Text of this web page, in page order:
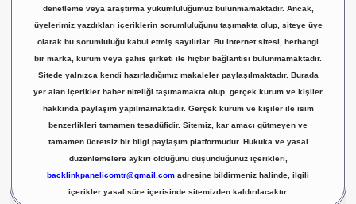
denetleme veya araştırma yükümlülüğümüz bulunmamaktadır. Ancak,
üyelerimiz yazdıkları içeriklerin sorumluluğunu taşımakta olup, siteye üye
olarak bu sorumluluğu kabul etmiş sayılırlar. Bu internet sitesi, herhangi
bir marka, kurum veya şahıs şirketi ile hiçbir bağlantısı bulunmamaktadır.
Sitede yalnızca kendi hazırladığımız makaleler paylaşılmaktadır. Burada
yer alan içerikler haber niteliği taşımamakta olup, gerçek kurum ve kişiler
hakkında paylaşım yapılmamaktadır. Gerçek kurum ve kişiler ile isim
benzerlikleri tamamen tesadüfidir. Sitemiz, kar amacı gütmeyen ve
tamamen ücretsiz bir bilgi paylaşım platformudur. Hukuka ve yasal
düzenlemelere aykırı olduğunu düşündüğünüz içerikleri,
backlinkpanelicomtr@gmail.com adresine bildirmeniz halinde, ilgili
içerikler yasal süre içerisinde sitemizden kaldırılacaktır.